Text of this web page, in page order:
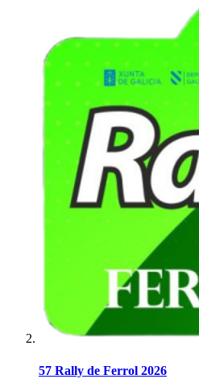
57 Rally de Ferrol 2026